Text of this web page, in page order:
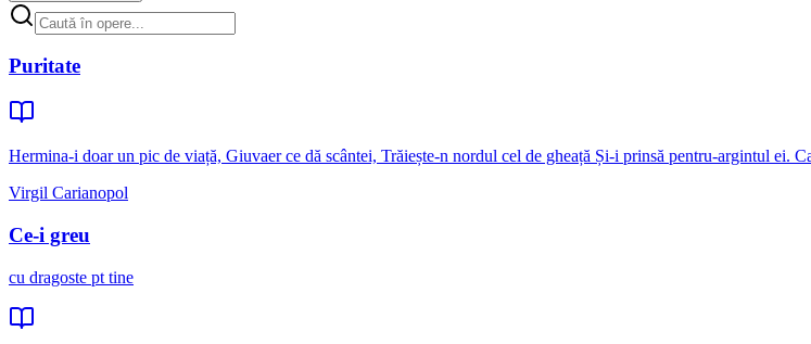
Puritate
Hermina-i doar un pic de viață, Giuvaer ce dă scântei, Trăiește-n nordul cel de gheață Și-i prinsă pentru-argintul ei.
Virgil Carianopol
Ce-i greu
cu dragoste pt tine